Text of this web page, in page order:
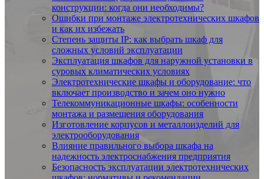
конструкции: когда они необходимы?
Ошибки при монтаже электротехнических шкафов
и как их избежать
Степень защиты IP: как выбрать шкаф для
сложных условий эксплуатации
Эксплуатация шкафов для наружной установки в
суровых климатических условиях
Электротехнические шкафы и оборудование: что
включает производство и зачем оно нужно
Телекоммуникационные шкафы: особенности
монтажа и размещения оборудования
Изготовление корпусов и металлоизделий для
электрооборудования
Влияние правильного выбора шкафа на
надежность электроснабжения предприятия
Безопасность эксплуатации электротехнических